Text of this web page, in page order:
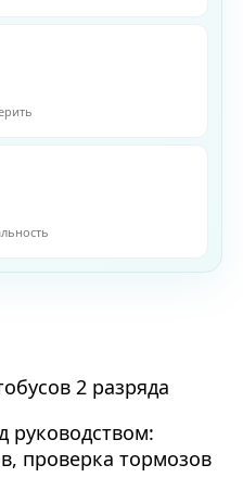
2 разряда
руководством:
проверка тормозов